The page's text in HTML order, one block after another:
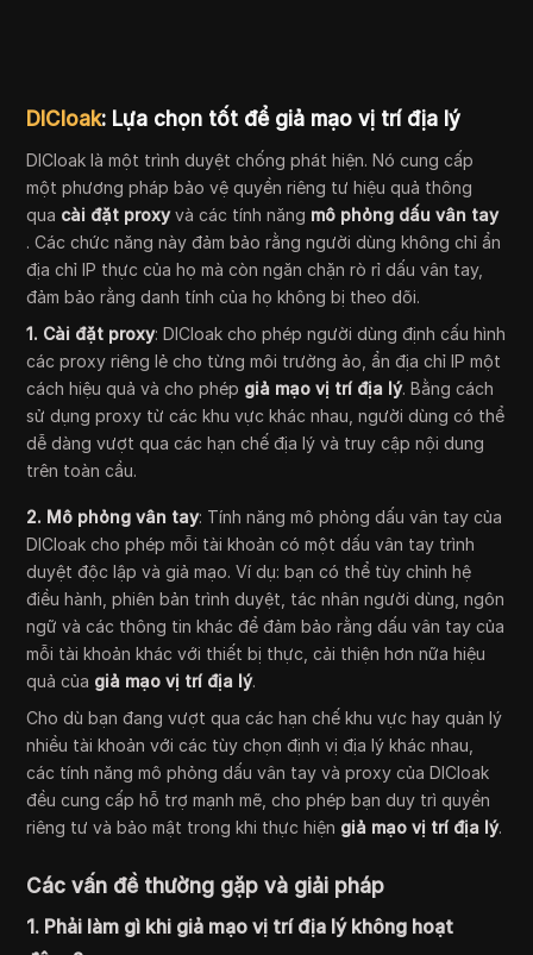
DICloak: Lựa chọn tốt để giả mạo vị trí địa lý
DICloak là một trình duyệt chống phát hiện. Nó cung cấp
một phương pháp bảo vệ quyền riêng tư hiệu quả thông
qua cài đặt proxyvà các tính năng mô phỏng dấu vân tay
. Các chức năng này đảm bảo rằng người dùng không chỉ ẩn
địa chỉ IP thực của họ mà còn ngăn chặn rò rỉ dấu vân tay,
đảm bảo rằng danh tính của họ không bị theo dõi.
1. Cài đặt proxy: DICloak cho phép người dùng định cấu hình
các proxy riêng lẻ cho từng môi trường ảo, ẩn địa chỉ IP một
cách hiệu quả và cho phép giả mạo vị trí địa lý. Bằng cách
sử dụng proxy từ các khu vực khác nhau, người dùng có thể
dễ dàng vượt qua các hạn chế địa lý và truy cập nội dung
trên toàn cầu.
2. Mô phỏng vân tay: Tính năng mô phỏng dấu vân tay của
DICloak cho phép mỗi tài khoản có một dấu vân tay trình
duyệt độc lập và giả mạo. Ví dụ: bạn có thể tùy chỉnh hệ
điều hành, phiên bản trình duyệt, tác nhân người dùng, ngôn
ngữ và các thông tin khác để đảm bảo rằng dấu vân tay của
mỗi tài khoản khác với thiết bị thực, cải thiện hơn nữa hiệu
quả của giả mạo vị trí địa lý.
Cho dù bạn đang vượt qua các hạn chế khu vực hay quản lý
nhiều tài khoản với các tùy chọn định vị địa lý khác nhau,
các tính năng mô phỏng dấu vân tay và proxy của DICloak
đều cung cấp hỗ trợ mạnh mẽ, cho phép bạn duy trì quyền
riêng tư và bảo mật trong khi thực hiện giả mạo vị trí địa lý.
Các vấn đề thường gặp và giải pháp
1. Phải làm gì khi giả mạo vị trí địa lý không hoạt